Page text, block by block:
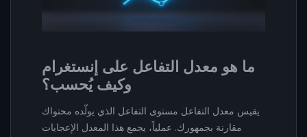
ما هو معدل التفاعل على إنستغرام
وكيف يُحسب؟
يقيس معدل التفاعل مستوى التفاعل الذي يولّده محتواك
مقارنة بجمهورك. عملياً، يجمع هذا المعدل الإعجابات